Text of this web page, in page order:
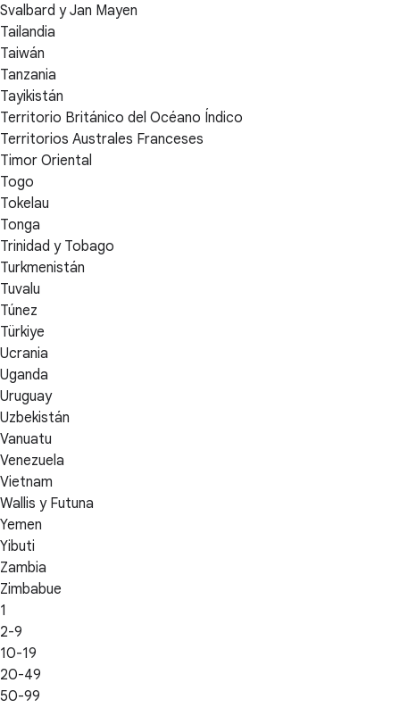
Svalbard y Jan Mayen
Tailandia
Taiwán
Tanzania
Tayikistán
Territorio Británico del Océano Índico
Territorios Australes Franceses
Timor Oriental
Togo
Tokelau
Tonga
Trinidad y Tobago
Turkmenistán
Tuvalu
Túnez
Türkiye
Ucrania
Uganda
Uruguay
Uzbekistán
Vanuatu
Venezuela
Vietnam
Wallis y Futuna
Yemen
Yibuti
Zambia
Zimbabue
1
2-9
10-19
20-49
50-99